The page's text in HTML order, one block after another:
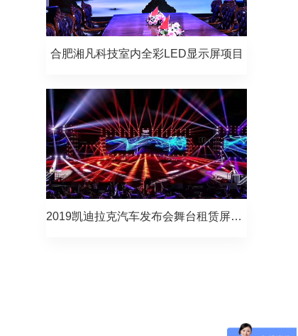
合肥湘凡科技室内全彩LED显示屏项目
2019凯迪拉克汽车发布会舞台租赁屏项目